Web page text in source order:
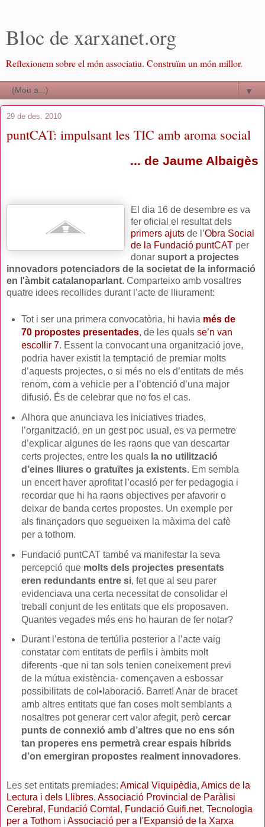
Bloc de xarxanet.org
Reflexionem sobre el món associatiu. Construïm un món millor.
▼
29 de des. 2010
puntCAT: impulsant les TIC amb aroma social
... de Jaume Albaigès
El dia 16 de desembre es va
fer oficial el resultat dels
primers ajuts de l’Obra Social
de la Fundació puntCAT per
donar suport a projectes
innovadors potenciadors de la societat de la informació
en l'àmbit catalanoparlant. Comparteixo amb vosaltres
quatre idees recollides durant l’acte de lliurament:
Tot i ser una primera convocatòria, hi havia més de
70 propostes presentades, de les quals se’n van
escollir 7. Essent la convocant una organització jove,
podria haver existit la temptació de premiar molts
d’aquests projectes, o si més no els d’entitats de més
renom, com a vehicle per a l’obtenció d’una major
difusió. És de celebrar que no fos el cas.
Alhora que anunciava les iniciatives triades,
l’organització, en un gest poc usual, es va permetre
d’explicar algunes de les raons que van descartar
certs projectes, entre les quals la no utilització
d’eines lliures o gratuïtes ja existents. Em sembla
un encert haver aprofitat l’ocasió per fer pedagogia i
recordar que hi ha raons objectives per afavorir o
deixar de banda certes propostes. Un exemple per
als finançadors que segueixen la màxima del cafè
per a tothom.
Fundació puntCAT també va manifestar la seva
percepció que molts dels projectes presentats
eren redundants entre si, fet que al seu parer
evidenciava una certa necessitat de consolidar el
treball conjunt de les entitats que els proposaven.
Quantes vegades més ens ho hauran de fer notar?
Durant l’estona de tertúlia posterior a l’acte vaig
constatar com entitats de perfils i àmbits molt
diferents -que ni tan sols tenien coneixement previ
de la mútua existència- començaven a esbossar
possibilitats de col•laboració. Barret! Anar de bracet
amb altres entitats que fan coses molt semblants a
nosaltres pot generar cert valor afegit, però cercar
punts de connexió amb d’altres que no ens són
tan properes ens permetrà crear espais híbrids
d’on emergiran propostes realment innovadores.
Les set entitats premiades: Amical Viquipèdia, Amics de la
Lectura i dels Llibres, Associació Provincial de Paràlisi
Cerebral , Fundació Comtal , Fundació Guifi.net, Tecnologia
per a Tothom i Associació per a l'Expansió de la Xarxa